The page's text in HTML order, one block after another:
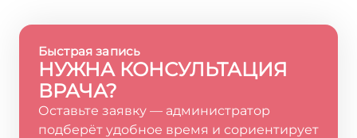
Быстрая запись
НУЖНА КОНСУЛЬТАЦИЯ
ВРАЧА?
Оставьте заявку — администратор
подберёт удобное время и сориентирует